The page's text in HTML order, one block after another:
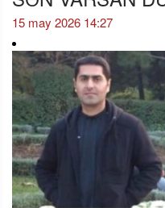
15 may 2026 14:27